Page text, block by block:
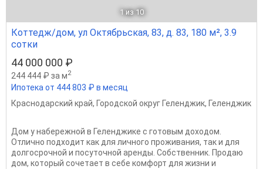
1 из 10
Коттедж/дом, ул Октябрьская, 83, д. 83, 180 м², 3.9
сотки
44 000 000 ₽
244 444 ₽ за м2
Ипотека от 444 803 ₽ в месяц
Краснодарский край, Городской округ Геленджик, Геленджик
Дом у набережной в Геленджике с готовым доходом.
Отлично подходит как для личного проживания, так и для
долгосрочной и посуточной аренды. Собственник. Продаю
дом, который сочетает в себе комфорт для жизни и